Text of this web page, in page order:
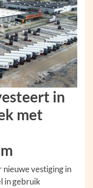
in
met
vestiging in
in gebruik